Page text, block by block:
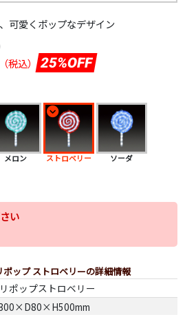
可愛くポップなデザイン
（税込） 25%OFF
メロン ストロベリー ソーダ
い
ップ ストロベリーの詳細情報
ポップストロベリー